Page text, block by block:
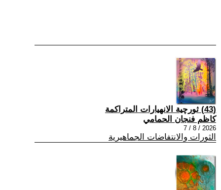
(43) ثورچية الانهيارات المتراكمة
كاظم فنجان الحمامي
2026 / 8 / 7
الثورات والانتفاضات الجماهيرية